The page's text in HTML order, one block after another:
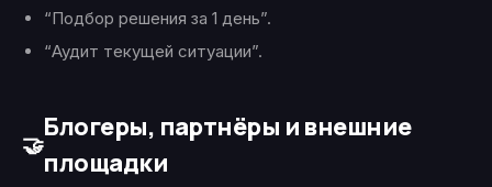
“Подбор решения за 1 день”.
“Аудит текущей ситуации”.
🤝
Блогеры, партнёры и внешние
площадки